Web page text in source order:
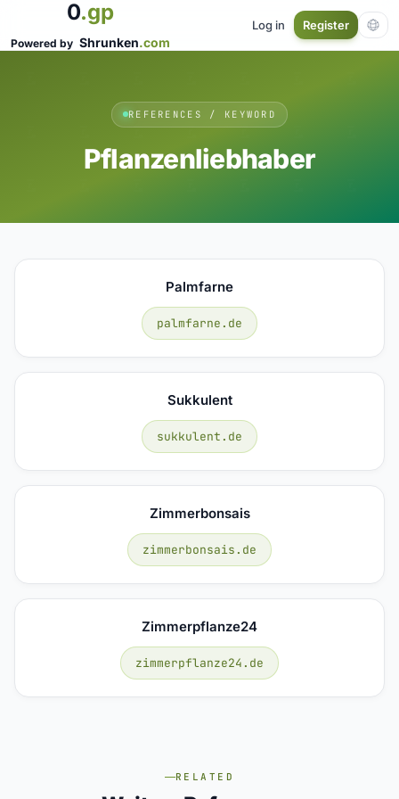
0.gp
Powered by Shrunken.com
Log in Register
REFERENCES / KEYWORD
Pflanzenliebhaber
Palmfarne
palmfarne.de
Sukkulent
sukkulent.de
Zimmerbonsais
zimmerbonsais.de
Zimmerpflanze24
zimmerpflanze24.de
RELATED